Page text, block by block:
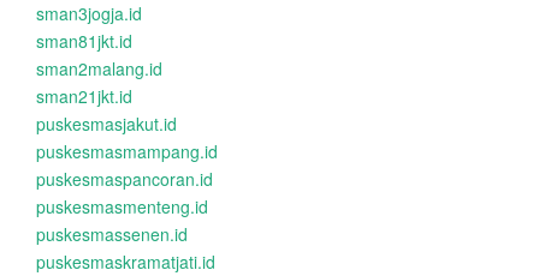
sman3jogja.id
sman81jkt.id
sman2malang.id
sman21jkt.id
puskesmasjakut.id
puskesmasmampang.id
puskesmaspancoran.id
puskesmasmenteng.id
puskesmassenen.id
puskesmaskramatjati.id